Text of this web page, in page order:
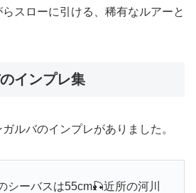
スローに引ける、稀有なルアーと
インプレ集
ルバのインプレがありました。
シーバスは55cm🎣近所の河川